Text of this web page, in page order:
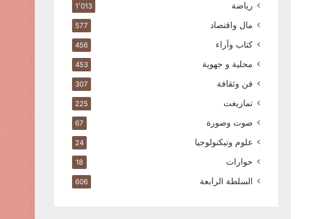
رياضة 1٬013
مال واقتصاد 577
كتاب وآراء 456
محلية و جهوية 453
فن وثقافة 307
تمازيغت 225
صوت وصورة 67
علوم وتيكنولوجيا 24
حوارات 18
السلطة الرابعة 606